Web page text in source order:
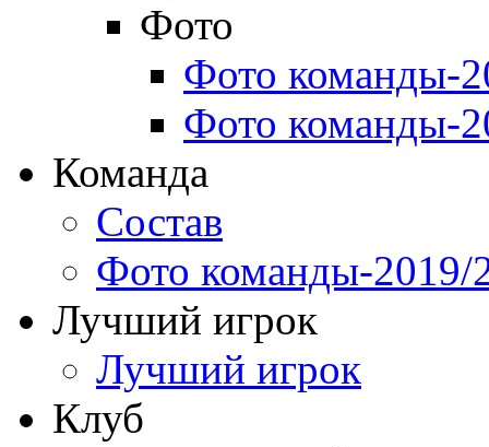
Фото
Фото команды-
Фото команды-
Команда
Состав
Фото команды-2019/
Лучший игрок
Лучший игрок
Клуб